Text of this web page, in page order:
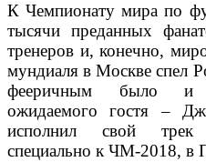
К Чемпионату мира по
тысячи преданных
тренеров и, конечно,
мундиаля в Москве спел
фееричным было и
ожидаемого гостя –
исполнил свой трек
специально к ЧМ-2018, в